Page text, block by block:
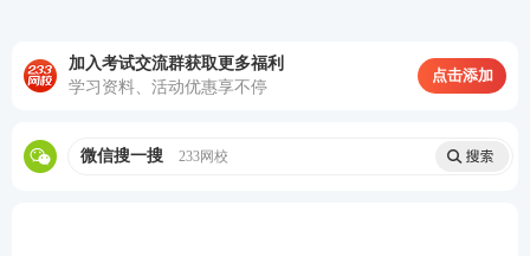
加入考试交流群获取更多福利
学习资料、活动优惠享不停
点击添加
微信搜一搜 233网校